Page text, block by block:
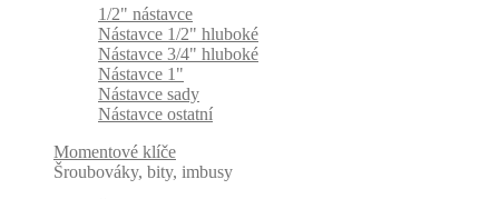
1/2" nástavce
Nástavce 1/2" hluboké
Nástavce 3/4" hluboké
Nástavce 1"
Nástavce sady
Nástavce ostatní
Momentové klíče
Šroubováky, bity, imbusy